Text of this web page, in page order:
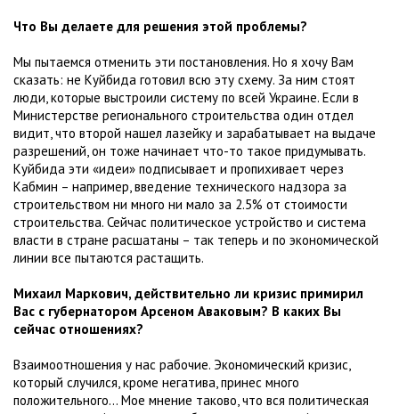
Что Вы делаете для решения этой проблемы?
Мы пытаемся отменить эти постановления. Но я хочу Вам
сказать: не Куйбида готовил всю эту схему. За ним стоят
люди, которые выстроили систему по всей Украине. Если в
Министерстве регионального строительства один отдел
видит, что второй нашел лазейку и зарабатывает на выдаче
разрешений, он тоже начинает что-то такое придумывать.
Куйбида эти «идеи» подписывает и пропихивает через
Кабмин – например, введение технического надзора за
строительством ни много ни мало за 2.5% от стоимости
строительства. Сейчас политическое устройство и система
власти в стране расшатаны – так теперь и по экономической
линии все пытаются растащить.
Михаил Маркович, действительно ли кризис примирил
Вас с губернатором Арсеном Аваковым? В каких Вы
сейчас отношениях?
Взаимоотношения у нас рабочие. Экономический кризис,
который случился, кроме негатива, принес много
положительного... Мое мнение таково, что вся политическая